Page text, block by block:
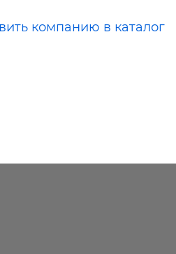
компанию в каталог